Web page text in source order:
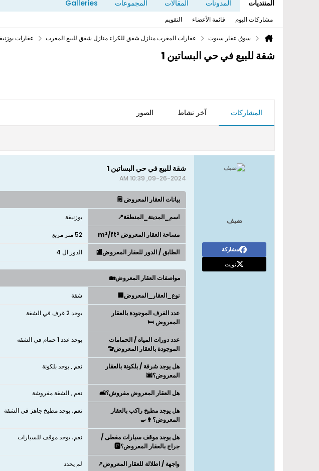
المنتديات المدونات المقالات المجموعات Galleries
مشاركات اليوم قائمة الأعضاء التقويم
سوق عقار سبوت عقارات المغرب منازل شقق للكراء منازل شقق للبيع المغرب عقارات
شقة للبيع في حي البساتين 1
المشاركات آخر نشاط الصور
ضيف
مشاركة
تويت
شقة للبيع في حي البساتين 1
09-26-2024, 10:39 AM
بيانات العقار المعروض 🗒️
اسم_المدينة_المنطقة📍 بوزنيقة
مساحة العقار المعروض m²/ft² 52 متر مربع
الطابق / الدور للعقار المعروض🏬 الدور ال 4
مواصفات العقار المعروض🏡
نوع_العقار_المعروض🏢 شقة
عدد الغرف الموجودة بالعقار
المعروض 🛏️
يوجد 2 غرف في الشقة
عدد دورات المياه / الحمامات
الموجودة بالعقار المعروض🚾
يوجد عدد 1 حمام في الشقة
هل يوجد شرفة / بلكونة بالعقار
المعروض؟🌆
نعم , يوجد بلكونة
هل العقار المعروض مفروش؟🛋️ نعم , الشقة مفروشة
هل يوجد مطبخ راكب بالعقار
المعروض؟👩‍🍳
نعم، يوجد مطبخ جاهز في الشقة
هل يوجد موقف سيارات مغطى /
جراج بالعقار المعروض؟🅿️
نعم، يوجد موقف للسيارات
واجهة / اطلالة للعقار المعروض↗️ لم يحدد